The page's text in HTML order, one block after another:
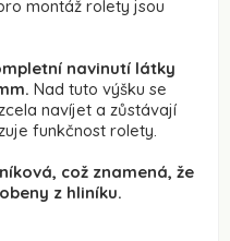
montáž rolety jsou
navinutí látky
Nad tuto výšku se
navíjet a zůstávají
funkčnost rolety.
což znamená, že
z hliníku.